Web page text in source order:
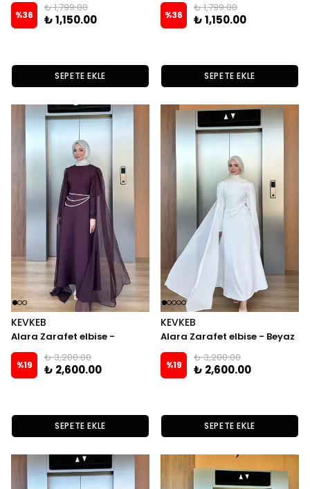
%36
₺ 1,799.00
₺ 1,150.00
SEPETE EKLE
%36
₺ 1,799.00
₺ 1,150.00
SEPETE EKLE
KEVKEB
Alara Zarafet elbise -
Bordoo
%19
₺ 3,200.00
₺ 2,600.00
SEPETE EKLE
KEVKEB
Alara Zarafet elbise - Beyaz
%19
₺ 3,200.00
₺ 2,600.00
SEPETE EKLE